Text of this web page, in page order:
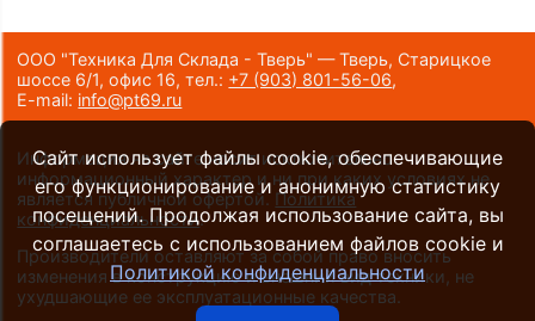
ООО "Техника Для Склада - Тверь" — Тверь, Старицкое
шоссе 6/1, офис 16,тел.: +7 (903) 801-56-06,
E-mail: info@pt69.ru
Информация на сайте носит исключительно
информационный характер и ни при каких условиях не
является публичной офертой. Политика
конфиденциальности.
Производители оставляют за собой право вносить
изменения в конструкцию и внешний вид техники, не
ухудшающие ее эксплуатационные качества.
Сайт использует файлы cookie, обеспечивающие
его функционирование и анонимную статистику
посещений. Продолжая использование сайта, вы
соглашаетесь с использованием файлов cookie и
Политикой конфиденциальности